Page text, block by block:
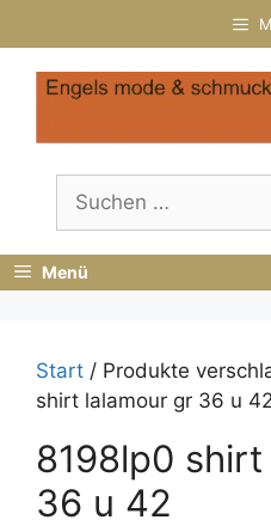
Inhalt
springen
nach:
Menü
Start / Produkte
shirt lalamour gr 36 u
8198lp0
36 u 42